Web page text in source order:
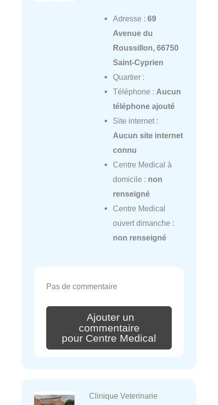
Adresse : 69
Avenue du
Roussillon, 66750
Saint-Cyprien
Quartier :
Téléphone : Aucun
téléphone ajouté
Site internet :
Aucun site internet
connu
Centre Medical à
domicile : non
renseigné
Centre Medical
ouvert dimanche :
non renseigné
Pas de commentaire
Ajouter un
commentaire
pour Centre Medical
Clinique Veterinarie